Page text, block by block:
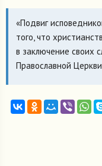
«Подвиг
того, что
в заключение своих
Православной